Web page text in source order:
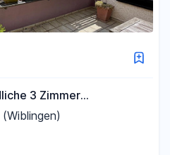
3 Zimmer
ruhiger Lage in Wiblingen